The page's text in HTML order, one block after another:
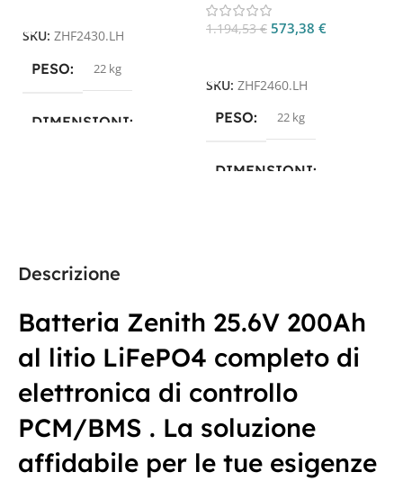
Descrizione
Batteria Zenith 25.6V 200Ah
al litio LiFePO4 completo di
elettronica di controllo
PCM/BMS . La soluzione
affidabile per le tue esigenze
SKU: ZHF2430.LH
PESO 22 kg
DIMENSIONI
CAPACITÀ IN AH
24V
ZHF2460.LH
1.194,53€ 573,38 €
SKU: ZHF2460.LH
PESO 22 kg
DIMENSIONI
Zenith
CAPACITÀ IN AH
TENSIONE IN VOLT